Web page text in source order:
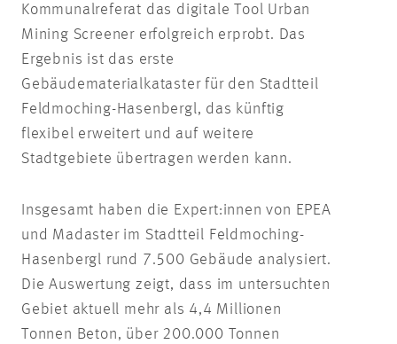
Kommunalreferat das digitale Tool Urban
Mining Screener erfolgreich erprobt. Das
Ergebnis ist das erste
Gebäudematerialkataster für den Stadtteil
Feldmoching-Hasenbergl, das künftig
flexibel erweitert und auf weitere
Stadtgebiete übertragen werden kann.
Insgesamt haben die Expert:innen von EPEA
und Madaster im Stadtteil Feldmoching-
Hasenbergl rund 7.500 Gebäude analysiert.
Die Auswertung zeigt, dass im untersuchten
Gebiet aktuell mehr als 4,4 Millionen
Tonnen Beton, über 200.000 Tonnen